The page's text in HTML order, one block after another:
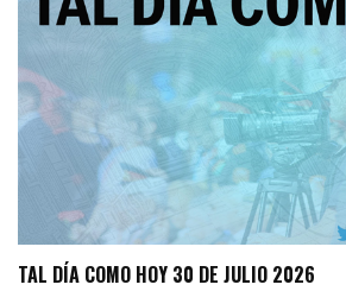
TAL DÍA COMO HOY 30 DE JULIO 2026